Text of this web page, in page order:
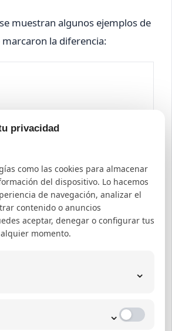
muestran algunos ejemplos de
marcaron la diferencia:
Descripción
Explicaciones paso a paso
sobre la implementación de
privacidad
como las cookies para almacenar
del dispositivo. Lo hacemos
de navegación, analizar el
contenido o anuncios
aceptar, denegar o configurar tus
momento.
⌄
⌄